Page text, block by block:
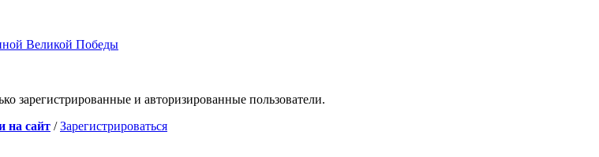
Великой Победы
зарегистрированные и авторизированные пользователи.
на сайт /Зарегистрироваться